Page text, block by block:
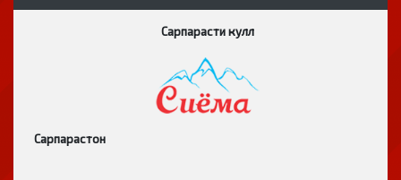
Сарпарасти кулл
Сарпарастон